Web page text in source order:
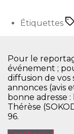
Étiquettes
Pour le
événement ;
diffusion de vos
annonces (avis
bonne adresse :
Thérèse
96.